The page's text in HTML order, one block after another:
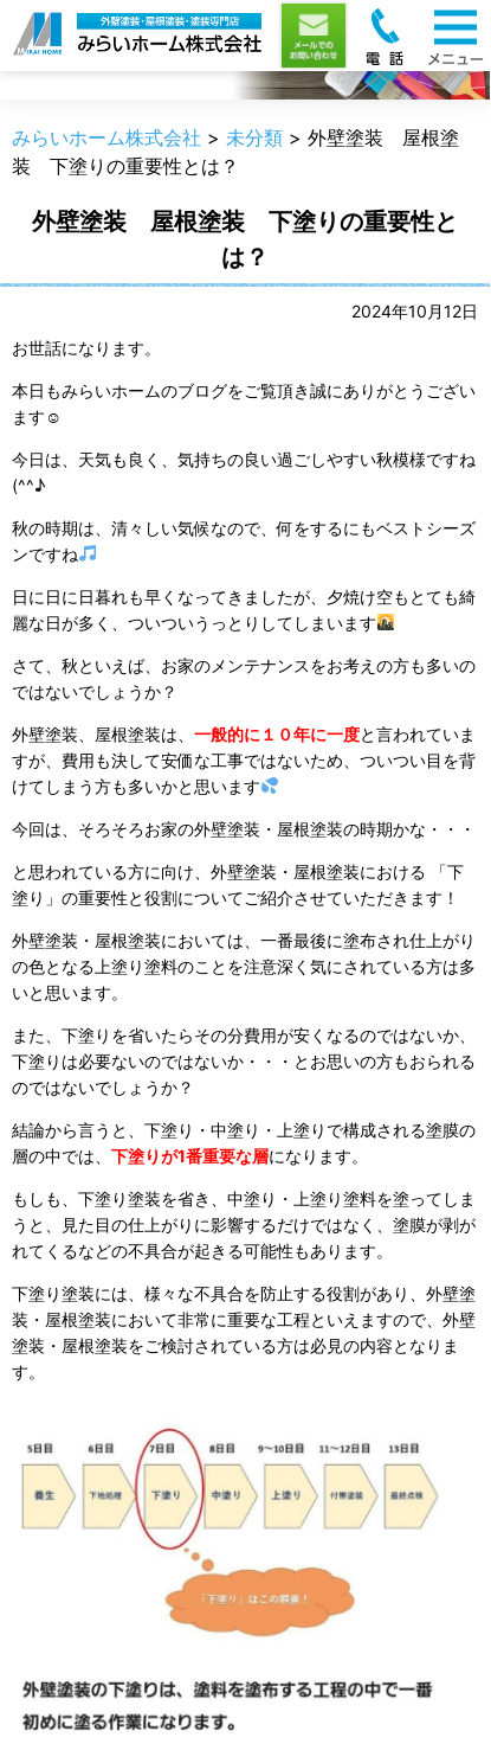
職人のうんちく
みらいホーム株式会社 > 未分類 > 外壁塗装 屋根塗
装 下塗りの重要性とは？
外壁塗装 屋根塗装 下塗りの重要性と
は？
2024年10月12日
お世話になります。
本日もみらいホームのブログをご覧頂き誠にありがとうござい
ます☺
今日は、天気も良く、気持ちの良い過ごしやすい秋模様ですね
(^^♪
秋の時期は、清々しい気候なので、何をするにもベストシーズ
ンですね
日に日に日暮れも早くなってきましたが、夕焼け空もとても綺
麗な日が多く、ついついうっとりしてしまいます
さて、秋といえば、お家のメンテナンスをお考えの方も多いの
ではないでしょうか？
外壁塗装、屋根塗装は、 一般的に１０年に一度と言われていま
すが、費用も決して安価な工事ではないため、ついつい目を背
けてしまう方も多いかと思います
今回は、そろそろお家の外壁塗装・屋根塗装の時期かな・・・
と思われている方に向け、外壁塗装・屋根塗装における 「下
塗り」の重要性と役割についてご紹介させていただきます！
外壁塗装・屋根塗装においては、一番最後に塗布され仕上がり
の色となる上塗り塗料のことを注意深く気にされている方は多
いと思います。
また、下塗りを省いたらその分費用が安くなるのではないか、
下塗りは必要ないのではないか・・・とお思いの方もおられる
のではないでしょうか？
結論から言うと、下塗り・中塗り・上塗りで構成される塗膜の
層の中では、 下塗りが1番重要な層になります。
もしも、下塗り塗装を省き、中塗り・上塗り塗料を塗ってしま
うと、見た目の仕上がりに影響するだけではなく、塗膜が剥が
れてくるなどの不具合が起きる可能性もあります。
下塗り塗装には、様々な不具合を防止する役割があり、外壁塗
装・屋根塗装において非常に重要な工程といえますので、外壁
塗装・屋根塗装をご検討されている方は必見の内容となりま
す。